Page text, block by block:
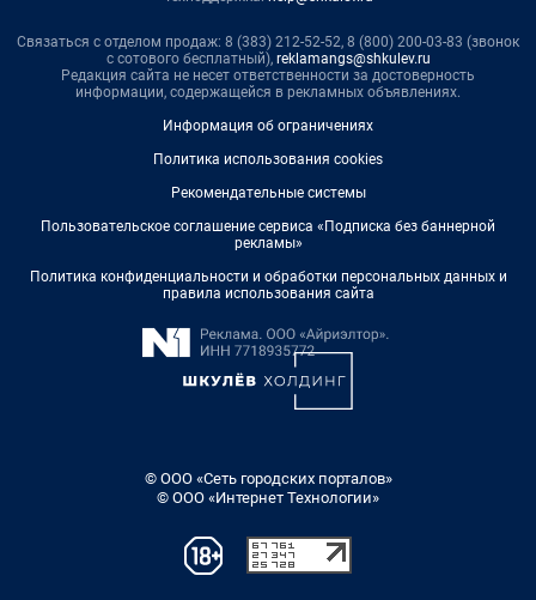
Связаться с отделом продаж: 8 (383) 212-52-52, 8 (800) 200-03-83 (звонок
с сотового бесплатный), reklamangs@shkulev.ru
Редакция сайта не несет ответственности за достоверность
информации, содержащейся в рекламных объявлениях.
Информация об ограничениях
Политика использования cookies
Рекомендательные системы
Пользовательское соглашение сервиса «Подписка без баннерной
рекламы»
Политика конфиденциальности и обработки персональных данных и
правила использования сайта
© ООО «Сеть городских порталов»
© ООО «Интернет Технологии»